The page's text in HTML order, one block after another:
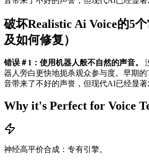
破坏Realistic Ai Voice的5
及如何修复）
错误＃1：使用机器人般不自然的声音。
器人旁白更快地扼杀观众参与度。早期
音带来了不好的声誉，但现代AI已经显著
Why it's Perfect for Voice
神经高平价合成：专有引擎。